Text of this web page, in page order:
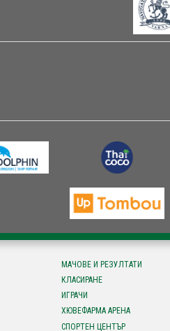
МАЧОВЕ И РЕЗУЛТАТИ
КЛАСИРАНЕ
ИГРАЧИ
ХЮВЕФАРМА АРЕНА
СПОРТЕН ЦЕНТЪР